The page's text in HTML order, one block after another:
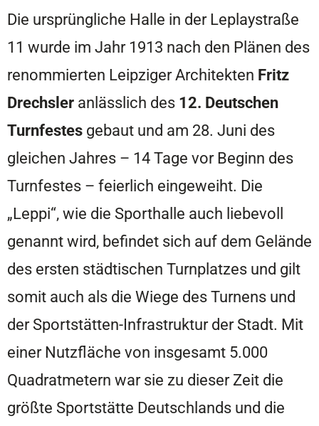
Die ursprüngliche Halle in der Leplaystraße
11 wurde im Jahr 1913 nach den Plänen des
renommierten Leipziger Architekten Fritz
Drechsler anlässlich des 12. Deutschen
Turnfestes gebaut und am 28. Juni des
gleichen Jahres – 14 Tage vor Beginn des
Turnfestes – feierlich eingeweiht. Die
„Leppi“, wie die Sporthalle auch liebevoll
genannt wird, befindet sich auf dem Gelände
des ersten städtischen Turnplatzes und gilt
somit auch als die Wiege des Turnens und
der Sportstätten-Infrastruktur der Stadt. Mit
einer Nutzfläche von insgesamt 5.000
Quadratmetern war sie zu dieser Zeit die
größte Sportstätte Deutschlands und die